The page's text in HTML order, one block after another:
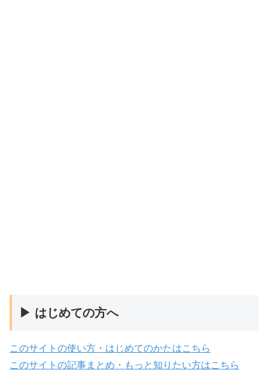
▶ はじめての方へ
このサイトの使い方・はじめてのかたはこちら
このサイトの記事まとめ・もっと知りたい方はこちら